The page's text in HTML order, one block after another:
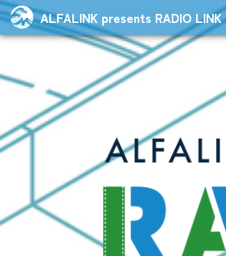
ALFALINK presents RADIO LINK